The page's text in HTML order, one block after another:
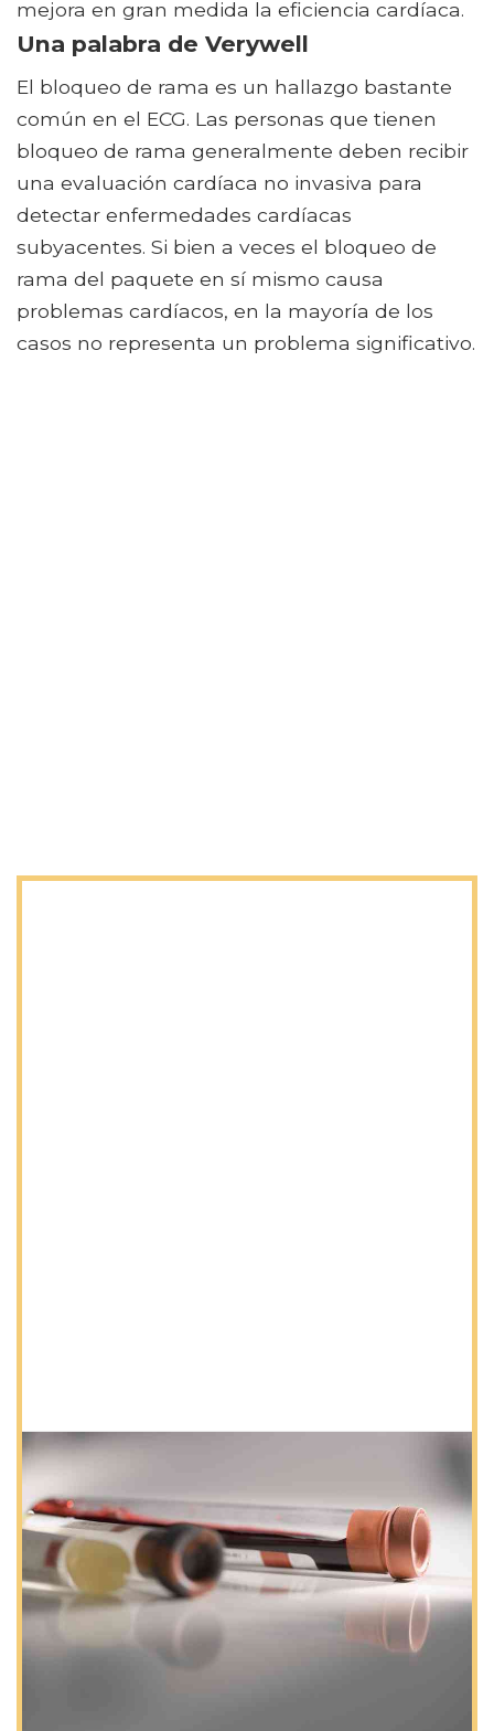
mejora en gran medida la eficiencia cardíaca.
Una palabra de Verywell
El bloqueo de rama es un hallazgo bastante
común en el ECG. Las personas que tienen
bloqueo de rama generalmente deben recibir
una evaluación cardíaca no invasiva para
detectar enfermedades cardíacas
subyacentes. Si bien a veces el bloqueo de
rama del paquete en sí mismo causa
problemas cardíacos, en la mayoría de los
casos no representa un problema significativo.